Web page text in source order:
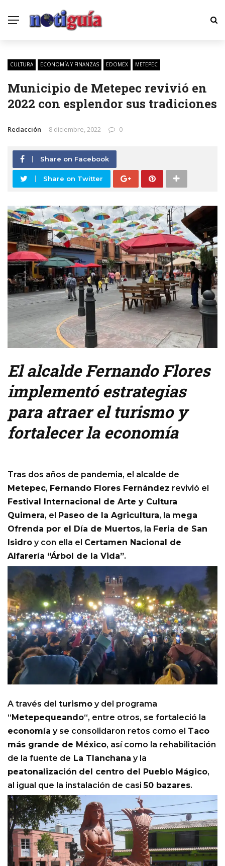
CULTURA ECONOMÍA Y FINANZAS EDOMEX METEPEC
Municipio de Metepec revivió en
2022 con esplendor sus tradiciones
Redacción 8 diciembre, 2022 0
Share on Facebook
Share on Twitter
El alcalde Fernando Flores
implementó estrategias
para atraer el turismo y
fortalecer la economía
Tras dos años de pandemia, el alcalde de
Metepec, Fernando Flores Fernández revivió el
Festival Internacional de Arte y Cultura
Quimera, el Paseo de la Agricultura, la mega
Ofrenda por el Día de Muertos, la Feria de San
Isidro y con ella el Certamen Nacional de
Alfarería “Árbol de la Vida”.
A través del turismo y del programa
“Metepequeando“, entre otros, se fortaleció la
economía y se consolidaron retos como el Taco
más grande de México, así como la rehabilitación
de la fuente de La Tlanchana y la
peatonalización del centro del Pueblo Mágico,
al igual que la instalación de casi50 bazares.